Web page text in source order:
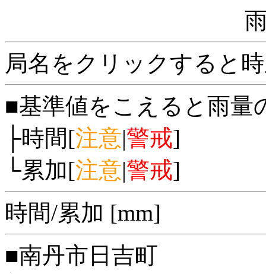
局名をクリックすると
■基準値をこえると雨量
├時間[注意|警戒]
└累加[注意|警戒]
時間/累加 [mm]
■南丹市日吉町